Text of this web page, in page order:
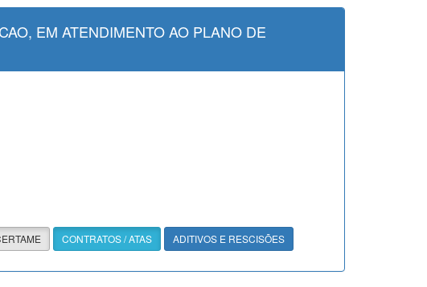
EM ATENDIMENTO AO PLANO DE
CONTRATOS / ATAS ADITIVOS E RESCISÕES